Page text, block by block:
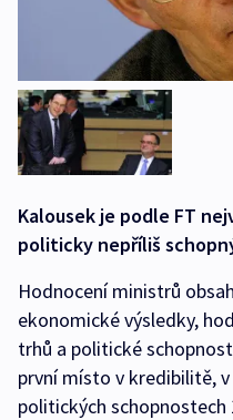
Kalousek je podle FT
politicky nepříliš
Hodnocení ministrů
ekonomické výsledky,
trhů a politické
první místo v kredibilitě,
politických schopnostech